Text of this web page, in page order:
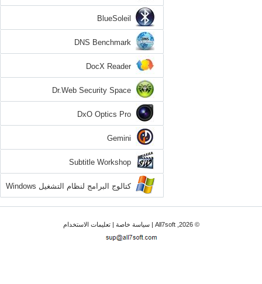
BlueSoleil
DNS Benchmark
DocX Reader
Dr.Web Security Space
DxO Optics Pro
Gemini
Subtitle Workshop
كتالوج البرامج لنظام التشغيل Windows
7
© 2026, All7soft | سياسة خاصة|تعليمات الاستخدام